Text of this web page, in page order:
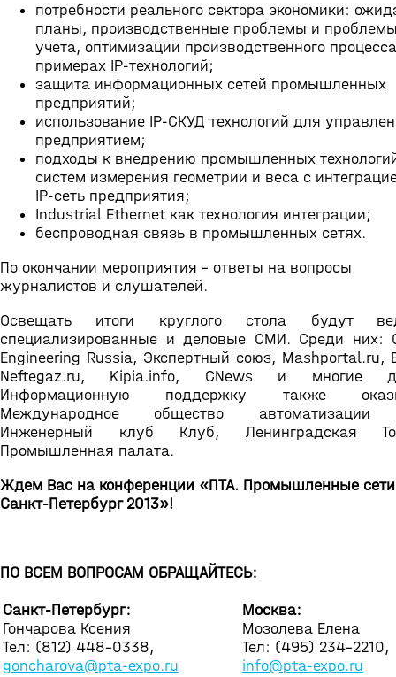
потребности реального сектора экономики:
планы, производственные проблемы и
учета, оптимизации производственного
примерах IP-технологий;
защита информационных сетей промышленных
предприятий;
использование IP-СКУД технологий для
предприятием;
подходы к внедрению промышленных
систем измерения геометрии и веса с
IP-сеть предприятия;
Industrial Ethernet как технология интеграции;
беспроводная связь в промышленных сетях.
По окончании мероприятия – ответы на вопросы
журналистов и слушателей.
Освещать итоги круглого стола будут
специализированные и деловые СМИ. Среди них:
Engineering Russia, Экспертный союз, Mashportal.ru,
Neftegaz.ru, Kipia.info, CNews и многие
Информационную поддержку также
Международное общество автоматизации
Инженерный клуб Клуб, Ленинградская
Промышленная палата.
Ждем Вас на конференции «ПТА. Промышленные
Санкт-Петербург 2013»!
ПО ВСЕМ ВОПРОСАМ ОБРАЩАЙТЕСЬ:
Санкт-Петербург:
Гончарова Ксения
Тел: (812) 448-0338,
goncharova@pta-expo.ru
Москва:
Мозолева Елена
Тел: (495) 234-2210,
info@pta-expo.ru